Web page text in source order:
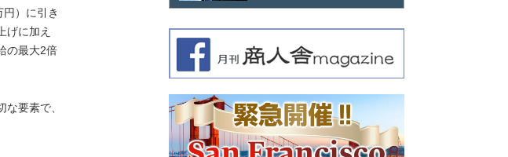
）に引き
げに加え
の最大2倍
要素で、